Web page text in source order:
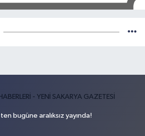
bugüne aralıksız yayında!